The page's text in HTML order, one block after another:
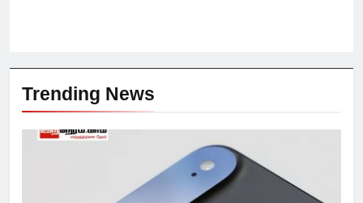
Trending News